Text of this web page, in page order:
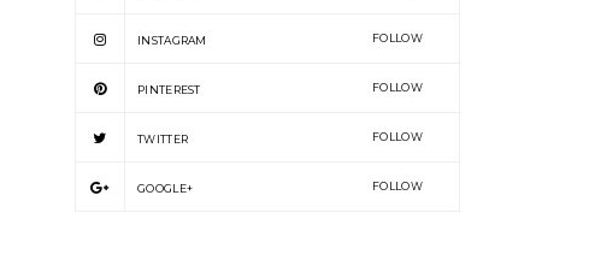
INSTAGRAM FOLLOW
PINTEREST FOLLOW
TWITTER FOLLOW
GOOGLE+ FOLLOW